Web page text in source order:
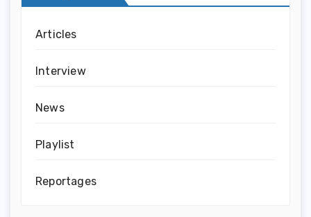
Articles
Interview
News
Playlist
Reportages